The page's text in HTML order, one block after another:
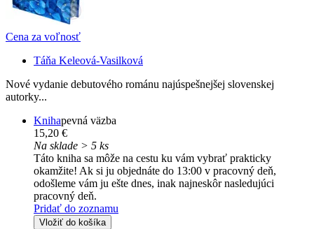
Cena za voľnosť
Táňa Keleová-Vasilková
Nové vydanie debutového románu najúspešnejšej slovenskej
autorky...
Knihapevná väzba
15,20 €
Na sklade > 5 ks
Táto kniha sa môže na cestu ku vám vybrať prakticky
okamžite! Ak si ju objednáte do 13:00 v pracovný deň,
odošleme vám ju ešte dnes, inak najneskôr nasledujúci
pracovný deň.
Pridať do zoznamu
Vložiť do košíka